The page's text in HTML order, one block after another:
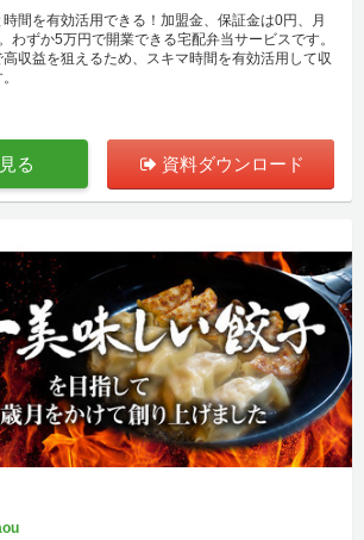
間を有効活用できる！加盟金、保証金は0円、月
わずか5万円で開業できる宅配弁当サービスです。
収益を狙えるため、スキマ時間を有効活用して収
る 資料ダウンロード